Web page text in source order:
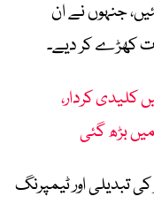
جنہوں نے ان
کھڑے کر دیے۔
کلیدی کردار،
بڑھ گئی
تبدیلی اور ٹیمپرنگ